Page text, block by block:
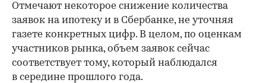
Отмечают некоторое снижение количества
заявок на ипотеку и в Сбербанке, не уточняя
газете конкретных цифр. В целом, по оценкам
участников рынка, объем заявок сейчас
соответствует тому, который наблюдался
в середине прошлого года.